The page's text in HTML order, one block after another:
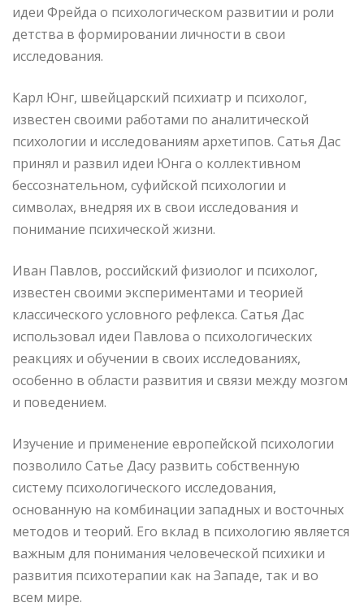
идеи Фрейда о психологическом развитии и роли
детства в формировании личности в свои
исследования.
Карл Юнг, швейцарский психиатр и психолог,
известен своими работами по аналитической
психологии и исследованиям архетипов. Сатья Дас
принял и развил идеи Юнга о коллективном
бессознательном, суфийской психологии и
символах, внедряя их в свои исследования и
понимание психической жизни.
Иван Павлов, российский физиолог и психолог,
известен своими экспериментами и теорией
классического условного рефлекса. Сатья Дас
использовал идеи Павлова о психологических
реакциях и обучении в своих исследованиях,
особенно в области развития и связи между мозгом
и поведением.
Изучение и применение европейской психологии
позволило Сатье Дасу развить собственную
систему психологического исследования,
основанную на комбинации западных и восточных
методов и теорий. Его вклад в психологию является
важным для понимания человеческой психики и
развития психотерапии как на Западе, так и во
всем мире.